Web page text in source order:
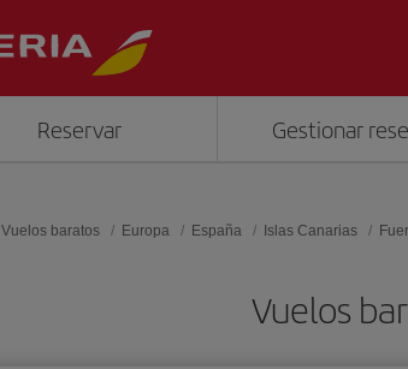
Reservar Gestionar
Vuelos baratos Europa España Islas Canarias
Vuelos